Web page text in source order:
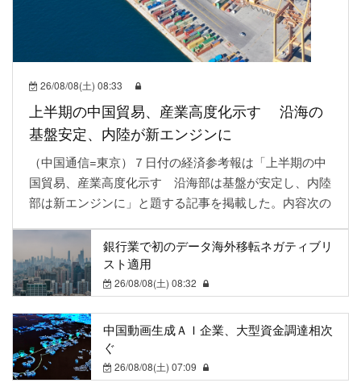
26/08/08(土) 08:33
上半期の中国貿易、産業高度化示す 沿海の
基盤安定、内陸が新エンジンに
（中国通信=東京）７日付の経済参考報は「上半期の中
国貿易、産業高度化示す 沿海部は基盤が安定し、内陸
部は新エンジンに」と題する記事を掲載した。内容次の
銀行業で初のデータ海外移転ネガティブリ
スト適用
26/08/08(土) 08:32
中国動画生成ＡＩ企業、大型資金調達相次
ぐ
26/08/08(土) 07:09